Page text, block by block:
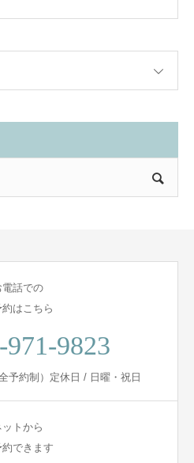
電話での
約はこちら
971-9823
予約制）定休日 / 日曜・祝日
ットから
約できます